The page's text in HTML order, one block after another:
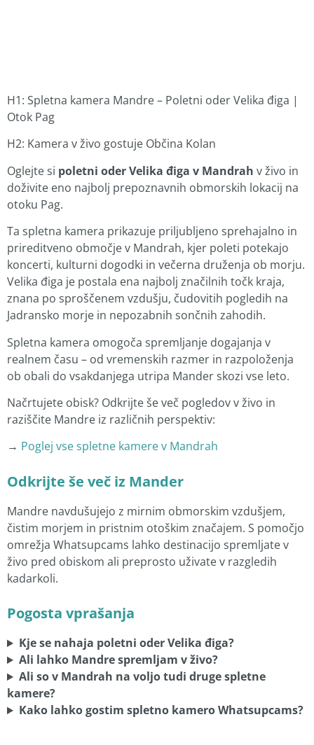
H1: Spletna kamera Mandre – Poletni oder Velika điga |
Otok Pag
H2: Kamera v živo gostuje Občina Kolan
Oglejte si poletni oder Velika điga v Mandrah v živo in
doživite eno najbolj prepoznavnih obmorskih lokacij na
otoku Pag.
Ta spletna kamera prikazuje priljubljeno sprehajalno in
prireditveno območje v Mandrah, kjer poleti potekajo
koncerti, kulturni dogodki in večerna druženja ob morju.
Velika điga je postala ena najbolj značilnih točk kraja,
znana po sproščenem vzdušju, čudovitih pogledih na
Jadransko morje in nepozabnih sončnih zahodih.
Spletna kamera omogoča spremljanje dogajanja v
realnem času – od vremenskih razmer in razpoloženja
ob obali do vsakdanjega utripa Mander skozi vse leto.
Načrtujete obisk? Odkrijte še več pogledov v živo in
raziščite Mandre iz različnih perspektiv:
→ Poglej vse spletne kamere v Mandrah
Odkrijte še več iz Mander
Mandre navdušujejo z mirnim obmorskim vzdušjem,
čistim morjem in pristnim otoškim značajem. S pomočjo
omrežja Whatsupcams lahko destinacijo spremljate v
živo pred obiskom ali preprosto uživate v razgledih
kadarkoli.
Pogosta vprašanja
Kje se nahaja poletni oder Velika điga?
Ali lahko Mandre spremljam v živo?
Ali so v Mandrah na voljo tudi druge spletne
kamere?
Kako lahko gostim spletno kamero Whatsupcams?